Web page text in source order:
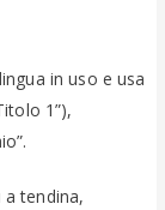
in uso e usa
1”),
a tendina,